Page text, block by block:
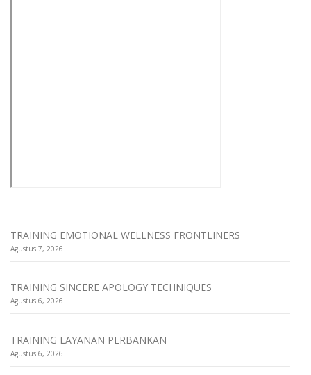
TRAINING EMOTIONAL WELLNESS FRONTLINERS
Agustus 7, 2026
TRAINING SINCERE APOLOGY TECHNIQUES
Agustus 6, 2026
TRAINING LAYANAN PERBANKAN
Agustus 6, 2026